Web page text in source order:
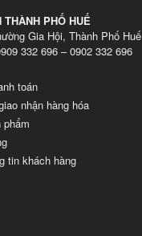
PHỐ HUẾ
Gia Hội, Thành Phố Huế
332 696 – 0902 332 696
toán
nhận hàng hóa
tin khách hàng